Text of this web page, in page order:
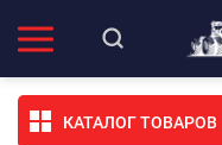
КАТАЛОГ ТОВАРОВ